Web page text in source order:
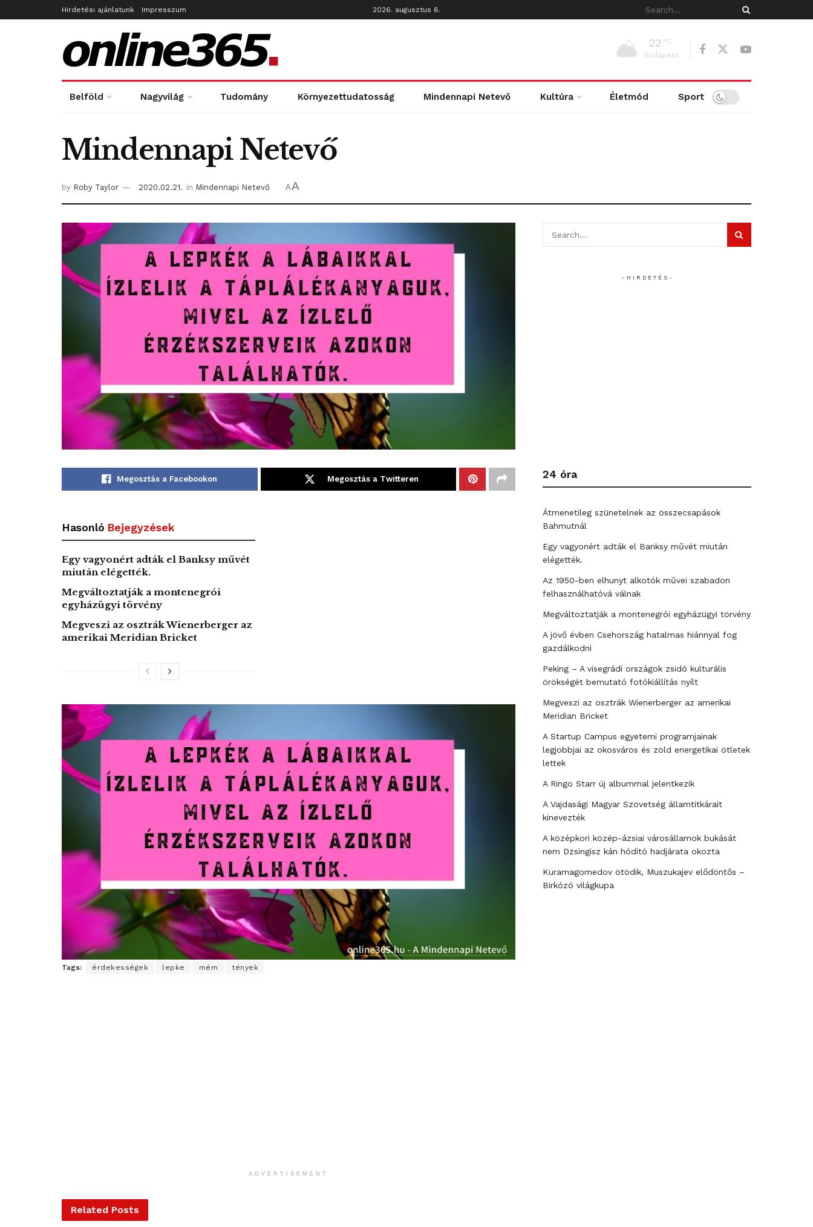
Hirdetési ajánlatunk Impresszum 2026. augusztus 6.
22 °C
Budapest
Belföld Nagyvilág Tudomány Környezettudatosság Mindennapi Netevő Kultúra Életmód Sport
Mindennapi Netevő
by Roby Taylor 2020.02.21. in Mindennapi Netevő AA
Megosztás a Facebookon Megosztás a Twitteren
Hasonló Bejegyzések
Egy vagyonért adták el Banksy művét
miután elégették.
Megváltoztatják a montenegrói
egyházügyi törvény
Megveszi az osztrák Wienerberger az
amerikai Meridian Bricket
Tags: érdekességek lepke mém tények
ADVERTISEMENT
Related Posts
- H I R D E T É S -
24 óra
Átmenetileg szünetelnek az összecsapások
Bahmutnál
Egy vagyonért adták el Banksy művét miután
elégették.
Az 1950-ben elhunyt alkotók művei szabadon
felhasználhatóvá válnak
Megváltoztatják a montenegrói egyházügyi törvény
A jövő évben Csehország hatalmas hiánnyal fog
gazdálkodni
Peking – A visegrádi országok zsidó kulturális
örökségét bemutató fotókiállítás nyílt
Megveszi az osztrák Wienerberger az amerikai
Meridian Bricket
A Startup Campus egyetemi programjainak
legjobbjai az okosváros és zöld energetikai ötletek
lettek
A Ringo Starr új albummal jelentkezik
A Vajdasági Magyar Szövetség államtitkárait
kinevezték
A középkori közép-ázsiai városállamok bukását
nem Dzsingisz kán hódító hadjárata okozta
Kuramagomedov ötödik, Muszukajev elődöntős –
Birkózó világkupa